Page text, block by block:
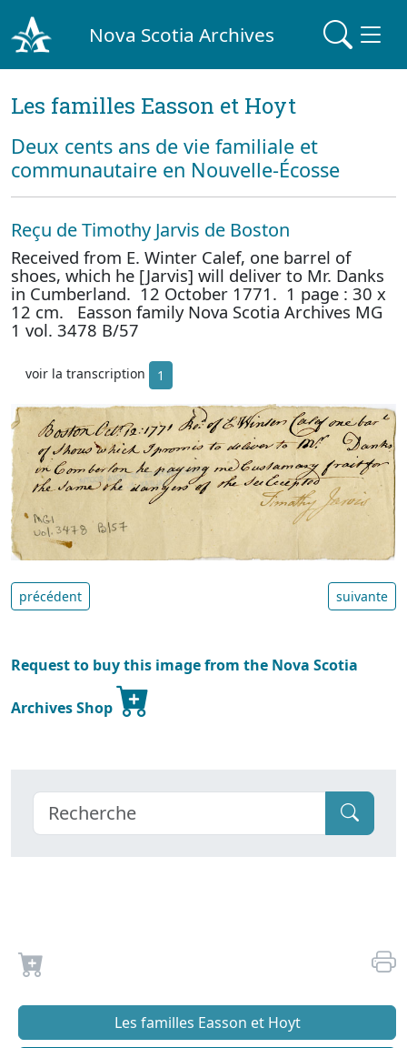
Nova Scotia Archives
Les familles Easson et Hoyt
Deux cents ans de vie familiale et
communautaire en Nouvelle-Écosse
Reçu de Timothy Jarvis de Boston
Received from E. Winter Calef, one barrel of
shoes, which he [Jarvis] will deliver to Mr. Danks
in Cumberland. 12 October 1771. 1 page : 30 x
12 cm. Easson family Nova Scotia Archives MG
1 vol. 3478 B/57
voir la transcription 1
précédent suivante
Request to buy this image from the Nova Scotia
Archives Shop
Les familles Easson et Hoyt